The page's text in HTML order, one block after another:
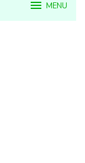
MENU